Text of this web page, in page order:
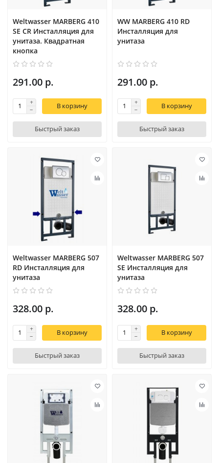
Weltwasser MARBERG 410
SE CR Инсталляция для
унитаза. Квадратная
кнопка
291.00 р.
В корзину
Быстрый заказ
WW MARBERG 410 RD
Инсталляция для
унитаза
291.00 р.
В корзину
Быстрый заказ
Weltwasser MARBERG 507
RD Инсталляция для
унитаза
328.00 р.
В корзину
Быстрый заказ
Weltwasser MARBERG 507
SE Инсталляция для
унитаза
328.00 р.
В корзину
Быстрый заказ